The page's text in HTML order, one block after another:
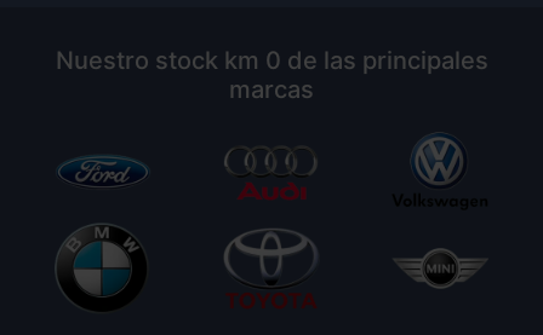
Nuestro stock km 0 de las principales
marcas